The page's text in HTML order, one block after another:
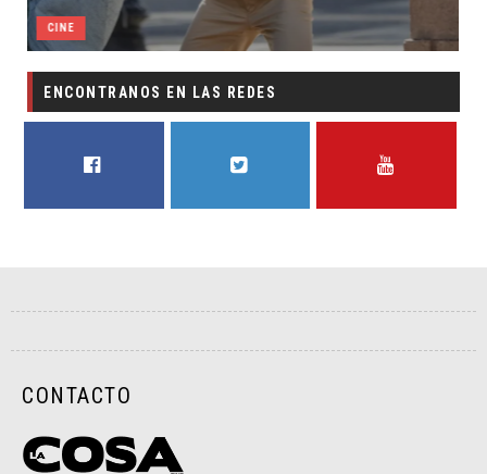
CINE
ENCONTRANOS EN LAS REDES
CONTACTO